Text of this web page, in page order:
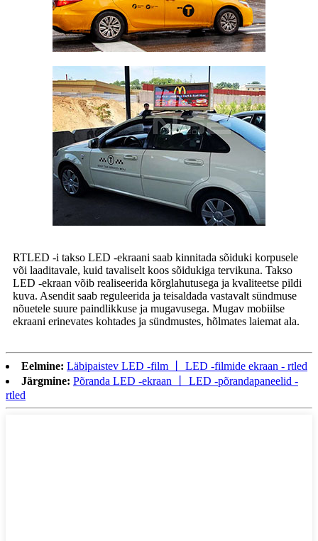
RTLED -i takso LED -ekraani saab kinnitada sõiduki korpusele
või laaditavale, kuid tavaliselt koos sõidukiga tervikuna. Takso
LED -ekraan võib realiseerida kõrglahutusega ja kvaliteetse pildi
kuva. Asendit saab reguleerida ja teisaldada vastavalt sündmuse
nõuetele suure paindlikkuse ja mugavusega. Mugav mobiilse
ekraani erinevates kohtades ja sündmustes, hõlmates laiemat ala.
Eelmine: Läbipaistev LED -film 丨 LED -filmide ekraan - rtled
Järgmine: Põranda LED -ekraan 丨 LED -põrandapaneelid -
rtled